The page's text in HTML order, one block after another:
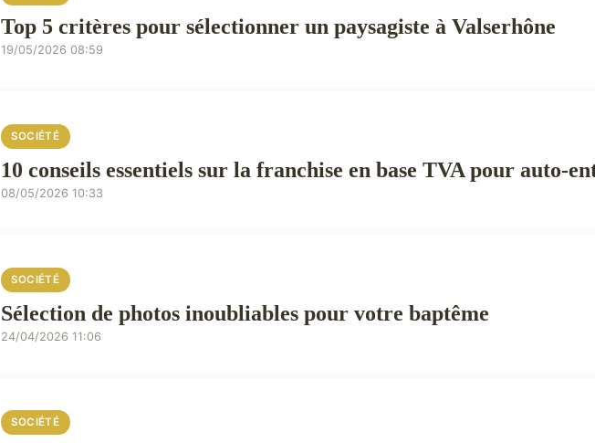
Top 5 critères pour sélectionner un paysagiste à Valserhône
19/05/2026 08:59
SOCIÉTÉ
10 conseils essentiels sur la franchise en base TVA pour auto-
08/05/2026 10:33
SOCIÉTÉ
Sélection de photos inoubliables pour votre baptême
24/04/2026 11:06
SOCIÉTÉ